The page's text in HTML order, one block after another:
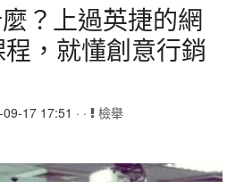
？上過英捷的網
，就懂創意行銷
17 17:51 · · 檢舉